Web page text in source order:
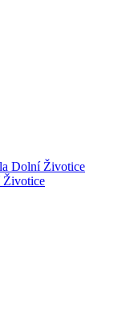
Dolní Životice
Životice